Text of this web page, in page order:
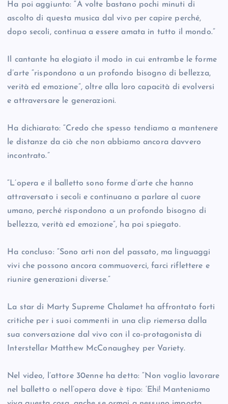
Ha poi aggiunto: “A volte bastano pochi minuti di
ascolto di questa musica dal vivo per capire perché,
dopo secoli, continua a essere amata in tutto il mondo.”
Il cantante ha elogiato il modo in cui entrambe le forme
d’arte “rispondono a un profondo bisogno di bellezza,
verità ed emozione”, oltre alla loro capacità di evolversi
e attraversare le generazioni.
Ha dichiarato: “Credo che spesso tendiamo a mantenere
le distanze da ciò che non abbiamo ancora davvero
incontrato.”
“L’opera e il balletto sono forme d’arte che hanno
attraversato i secoli e continuano a parlare al cuore
umano, perché rispondono a un profondo bisogno di
bellezza, verità ed emozione”, ha poi spiegato.
Ha concluso: “Sono arti non del passato, ma linguaggi
vivi che possono ancora commuoverci, farci riflettere e
riunire generazioni diverse.”
La star di Marty Supreme Chalamet ha affrontato forti
critiche per i suoi commenti in una clip riemersa dalla
sua conversazione dal vivo con il co-protagonista di
Interstellar Matthew McConaughey per Variety.
Nel video, l’attore 30enne ha detto: “Non voglio lavorare
nel balletto o nell’opera dove è tipo: ‘Ehi! Manteniamo